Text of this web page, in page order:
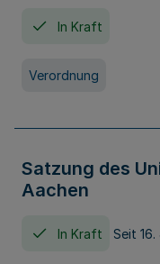
In Kraft
Verordnung
Satzung des
Aachen
In Kraft Seit